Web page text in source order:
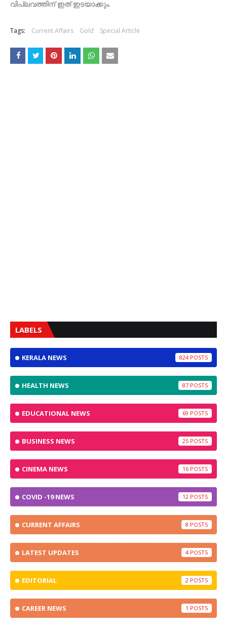
വിപ്ലവത്തിന് ഇത് ഇടയാക്കും.
Tags: Current Affairs Gold Special Article
LABELS
KERALA NEWS 824
HEALTH NEWS 87
EDUCATIONAL NEWS 69
BUSINESS NEWS 25
CINEMA NEWS 16
COVID -19 NEWS 12
CURRENT AFFAIRS 8
LATEST UPDATES 4
EDITORIAL 2
CAREER NEWS 1